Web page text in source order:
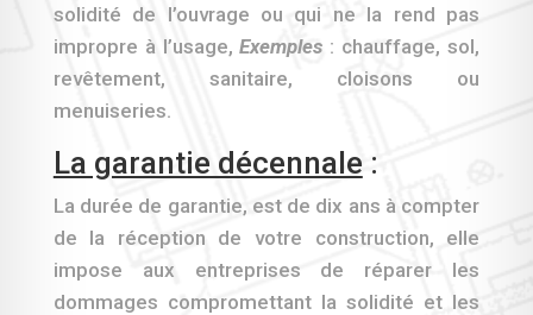
solidité de l’ouvrage ou qui ne la rend pas
impropre à l’usage, Exemples : chauffage, sol,
revêtement, sanitaire, cloisons ou
menuiseries.
La garantie décennale :
La durée de garantie, est de dix ans à compter
de la réception de votre construction, elle
impose aux entreprises de réparer les
dommages compromettant la solidité et les